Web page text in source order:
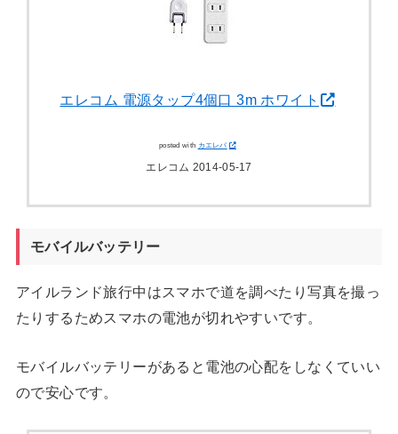
エレコム 電源タップ4個口 3m ホワイト
posted with カエレバ
エレコム 2014-05-17
モバイルバッテリー
アイルランド旅行中はスマホで道を調べたり写真を撮っ
たりするためスマホの電池が切れやすいです。
モバイルバッテリーがあると電池の心配をしなくていい
ので安心です。